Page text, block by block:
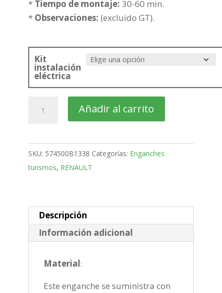
* Tiempo de montaje: 30-60 min.
* Observaciones: (excluido GT).
Kit
instalación
eléctrica
Bola
fija
de
cantidad
Añadir al carrito
SKU: 574500B1338 Categorías: Enganches
turismos, RENAULT
Descripción
Información adicional
Material:
Este enganche se suministra con